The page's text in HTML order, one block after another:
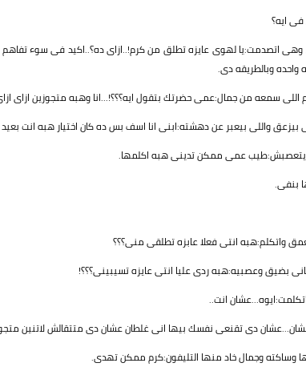
ايه؟
وهى اتصدمت:يا لهوى عايزه تطلق من كرم!..ازاى ده؟..اكيد فى سوء
واحده وبالطريقه دى.
سمعه من جمال:عمى حضرتك بتقول ايه؟؟؟!...انا وهبه متجوزين ازاى
واللى بيعبر عن دهشته:ابنى انا اسف بس ده كان اختيار هبه انت
عمى ممكن تدينى هبه اكلمها.
بنفى.
واتكلم:هبه انتى فعلا عابزه تطلقى منى؟؟؟
بضيق وعصبيه:هبه ردى عليا انتى عايزه تسيبينى؟؟؟!
انت..
دى تقنعى نفسك بيها انى غلطان عشان دى متتقالش لاتنين
وساكته وجمال خاد منها التليفون:كرم ممكن تهدى.